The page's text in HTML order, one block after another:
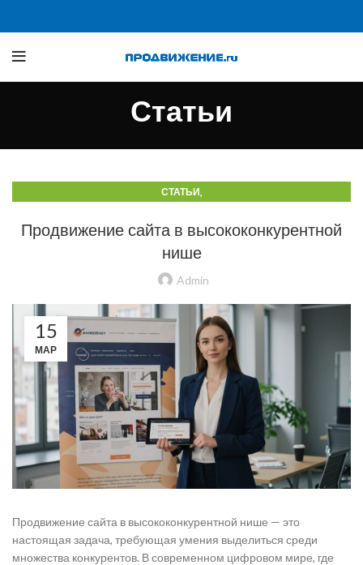
Статьи
СТАТЬИ,
Продвижение сайта в высококонкурентной
нише
Admin
15
МАР
Продвижение сайта в высококонкурентной нише — это
настоящая задача, требующая умения выделиться среди
множества конкурентов. В современном цифровом мире, где